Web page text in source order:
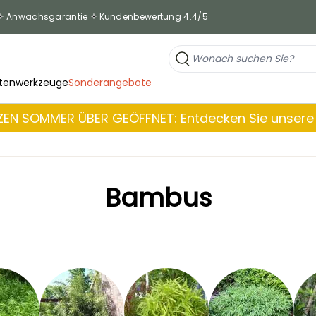
Anwachsgarantie Kundenbewertung 4.4/5
Sonderangebote
SOMMER ÜBER GEÖFFNET: Entdecken Sie
Bambus